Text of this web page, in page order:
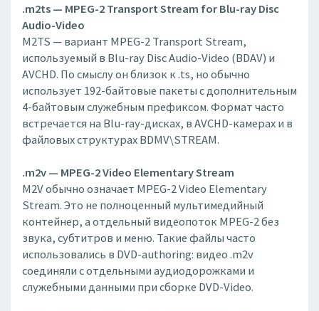
.m2ts — MPEG-2 Transport Stream for Blu-ray Disc
Audio-Video
M2TS — вариант MPEG-2 Transport Stream,
используемый в Blu-ray Disc Audio-Video (BDAV) и
AVCHD. По смыслу он близок к .ts, но обычно
использует 192-байтовые пакеты с дополнительным
4-байтовым служебным префиксом. Формат часто
встречается на Blu-ray-дисках, в AVCHD-камерах и в
файловых структурах BDMV\STREAM.
.m2v — MPEG-2 Video Elementary Stream
M2V обычно означает MPEG-2 Video Elementary
Stream. Это не полноценный мультимедийный
контейнер, а отдельный видеопоток MPEG-2 без
звука, субтитров и меню. Такие файлы часто
использовались в DVD-authoring: видео .m2v
соединяли с отдельными аудиодорожками и
служебными данными при сборке DVD-Video.